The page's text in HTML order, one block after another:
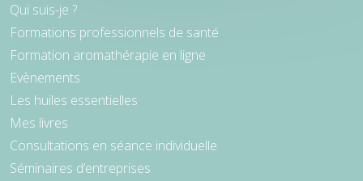
Qui suis-je ?
Formations professionnels de santé
Formation aromathérapie en ligne
Evènements
Les huiles essentielles
Mes livres
Consultations en séance individuelle
Séminaires d’entreprises